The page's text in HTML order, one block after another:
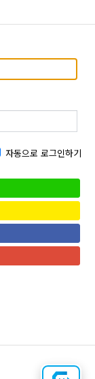
자동으로 로그인하기